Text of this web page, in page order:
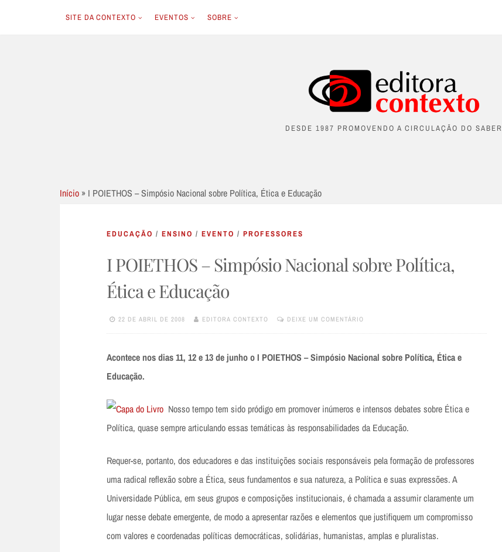
SITE DA CONTEXTO EVENTOS SOBRE
DESDE 1987 PROMOVENDO A CIRCULAÇÃO DO SABER
Início » I POIETHOS – Simpósio Nacional sobre Política, Ética e Educação
EDUCAÇÃO / ENSINO / EVENTO / PROFESSORES
I POIETHOS – Simpósio Nacional sobre Política,
Ética e Educação
22 DE ABRIL DE 2008 EDITORA CONTEXTO DEIXE UM COMENTÁRIO
Acontece nos dias 11, 12 e 13 de junho o I POIETHOS – Simpósio Nacional sobre Política, Ética e
Educação.
Nosso tempo tem sido pródigo em promover inúmeros e intensos debates sobre Ética e
Política, quase sempre articulando essas temáticas às responsabilidades da Educação.
Requer-se, portanto, dos educadores e das instituições sociais responsáveis pela formação de professores
uma radical reflexão sobre a Ética, seus fundamentos e sua natureza, a Política e suas expressões. A
Universidade Pública, em seus grupos e composições institucionais, é chamada a assumir claramente um
lugar nesse debate emergente, de modo a apresentar razões e elementos que justifiquem um compromisso
com valores e coordenadas políticas democráticas, solidárias, humanistas, amplas e pluralistas.